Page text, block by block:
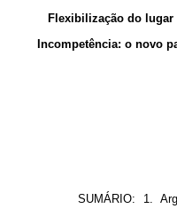
Flexibilização do lugar
Incompetência: o novo
SUMÁRIO: 1.